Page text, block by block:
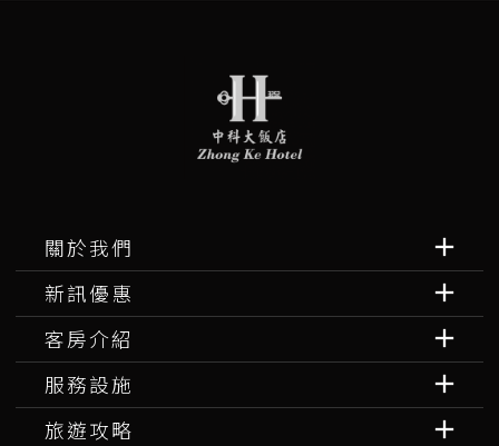
關於我們
新訊優惠
客房介紹
服務設施
旅遊攻略